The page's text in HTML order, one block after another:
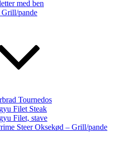
med ben
Grill/pande
Tournedos
Filet Steak
Filet, stave
Steer Oksekød – Grill/pande